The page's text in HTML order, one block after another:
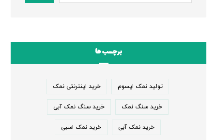
برچسب ها
تولید نمک اپسوم خرید اینترنتی نمک
خرید سنگ نمک خرید سنگ نمک آبی
خرید نمک آبی خرید نمک اسبی